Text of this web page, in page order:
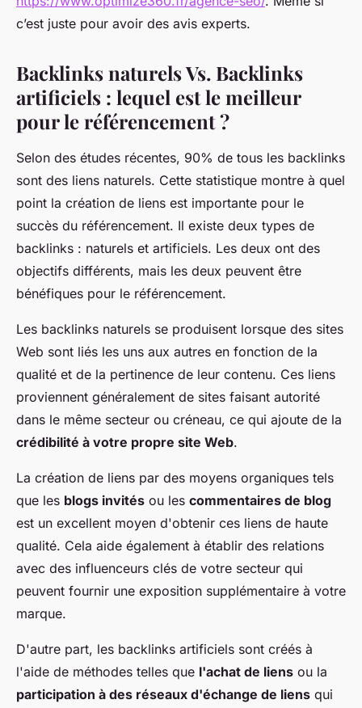
c’est juste pour avoir des avis experts.
Backlinks naturels Vs. Backlinks
artificiels : lequel est le meilleur
pour le référencement ?
Selon des études récentes, 90% de tous les backlinks
sont des liens naturels. Cette statistique montre à quel
point la création de liens est importante pour le
succès du référencement. Il existe deux types de
backlinks : naturels et artificiels. Les deux ont des
objectifs différents, mais les deux peuvent être
bénéfiques pour le référencement.
Les backlinks naturels se produisent lorsque des sites
Web sont liés les uns aux autres en fonction de la
qualité et de la pertinence de leur contenu. Ces liens
proviennent généralement de sites faisant autorité
dans le même secteur ou créneau, ce qui ajoute de la
crédibilité à votre propre site Web.
La création de liens par des moyens organiques tels
que les blogs invités ou les commentaires de blog
est un excellent moyen d'obtenir ces liens de haute
qualité. Cela aide également à établir des relations
avec des influenceurs clés de votre secteur qui
peuvent fournir une exposition supplémentaire à votre
marque.
D'autre part, les backlinks artificiels sont créés à
l'aide de méthodes telles que l'achat de liens ou la
participation à des réseaux d'échange de liens qui